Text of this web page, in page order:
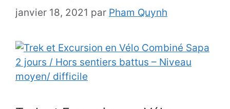
janvier 18, 2021 par Pham Quynh